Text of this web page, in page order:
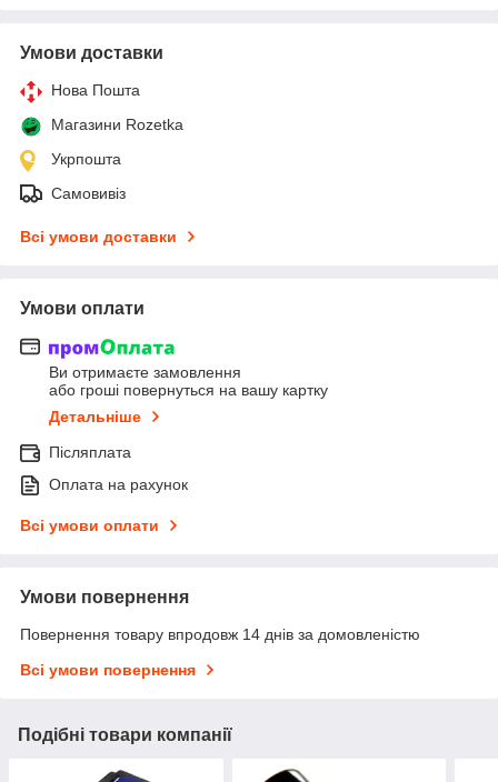
Умови доставки
Нова Пошта
Магазини Rozetka
Укрпошта
Самовивіз
Всі умови доставки
Умови оплати
Ви отримаєте замовлення
або гроші повернуться на вашу картку
Детальніше
Післяплата
Оплата на рахунок
Всі умови оплати
Умови повернення
Повернення товару впродовж 14 днів за домовленістю
Всі умови повернення
Подібні товари компанії